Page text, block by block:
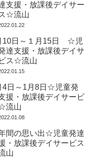
支援・放課後デイサー
☆流山
10日～１月15日 ☆児
達支援・放課後デイサ
ス☆流山
4日～1月8日☆児童発
援・放課後デイサービ
流山
間の思い出☆児童発達
・放課後デイサービス
山